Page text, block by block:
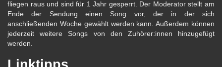
fliegen raus und sind für 1 Jahr gesperrt. Der Moderator stellt am
Ende der Sendung einen Song vor, der in der sich
anschließenden Woche gewählt werden kann. Außerdem können
jederzeit weitere Songs von den Zuhörer:innen hinzugefügt
werden.